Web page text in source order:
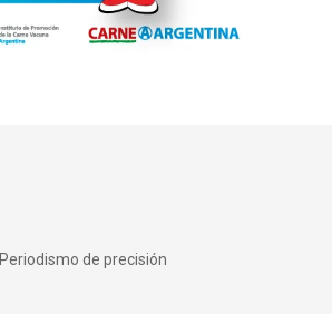
Periodismo de precisión